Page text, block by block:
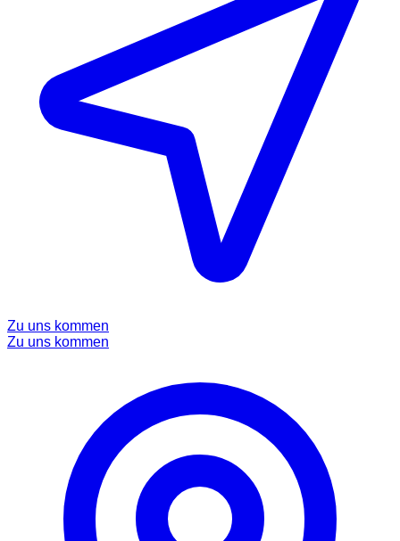
Zu uns kommen
Zu uns kommen